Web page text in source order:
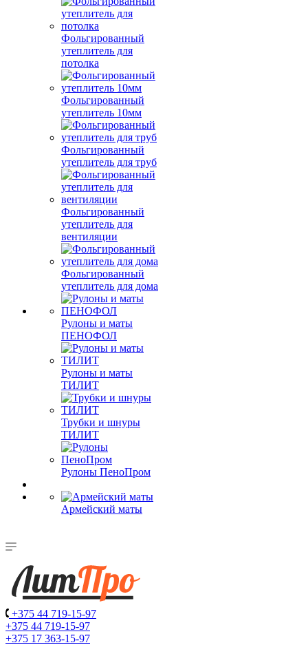
Фольгированный
утеплитель для
потолка
Фольгированный
утеплитель 10мм
Фольгированный
утеплитель для труб
Фольгированный
утеплитель для
вентиляции
Фольгированный
утеплитель для дома
Рулоны и маты
ПЕНОФОЛ
Рулоны и маты
ТИЛИТ
Трубки и шнуры
ТИЛИТ
Рулоны ПеноПром
Армейский маты
+375 44 719-15-97
+375 44 719-15-97
+375 17 363-15-97